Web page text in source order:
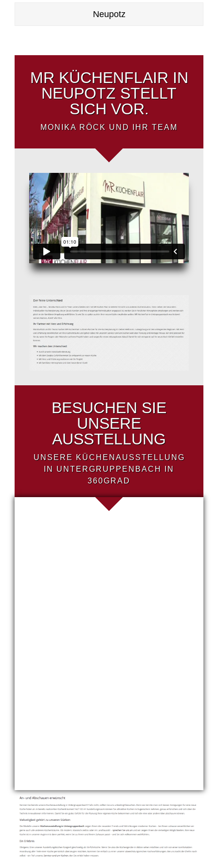
Neupotz
MR KÜCHENFLAIR IN
NEUPOTZ STELLT
SICH VOR.
MONIKA RÖCK UND IHR TEAM
BESUCHEN SIE
UNSERE
AUSSTELLUNG
UNSERE KÜCHENAUSSTELLUNG
IN UNTERGRUPPENBACH IN
360GRAD